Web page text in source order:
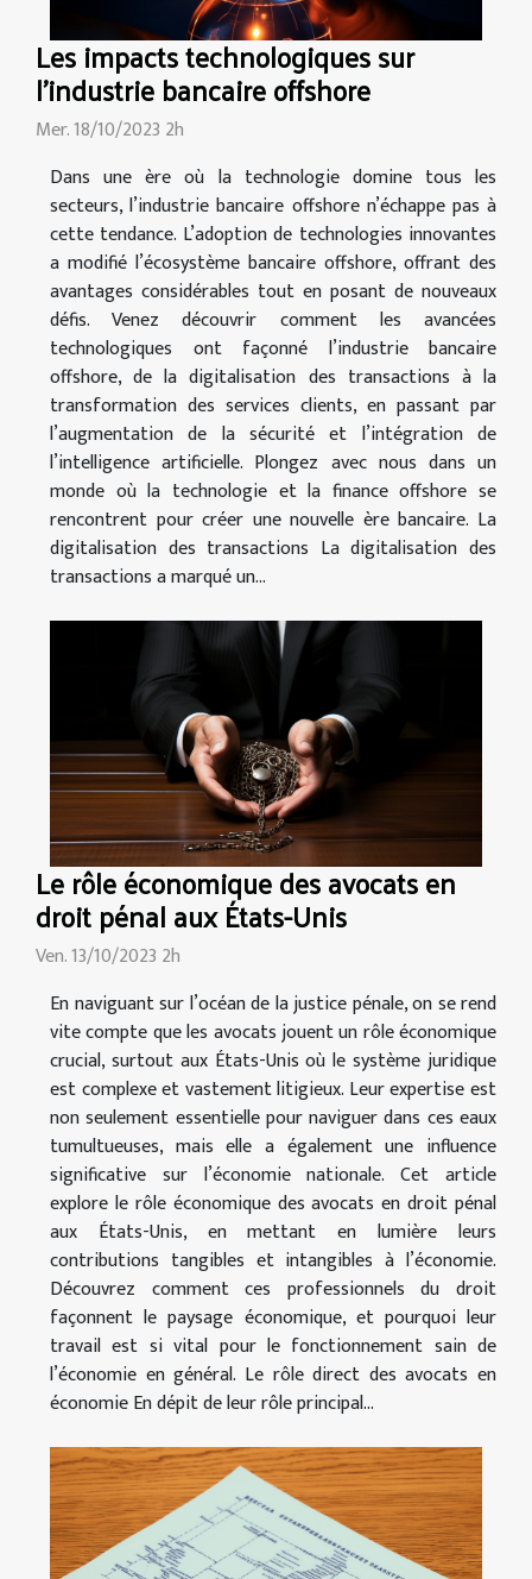
Les impacts technologiques sur
l'industrie bancaire offshore
Mer. 18/10/2023 2h
Dans une ère où la technologie domine tous les
secteurs, l’industrie bancaire offshore n’échappe pas à
cette tendance. L’adoption de technologies innovantes
a modifié l’écosystème bancaire offshore, offrant des
avantages considérables tout en posant de nouveaux
défis. Venez découvrir comment les avancées
technologiques ont façonné l’industrie bancaire
offshore, de la digitalisation des transactions à la
transformation des services clients, en passant par
l’augmentation de la sécurité et l’intégration de
l’intelligence artificielle. Plongez avec nous dans un
monde où la technologie et la finance offshore se
rencontrent pour créer une nouvelle ère bancaire. La
digitalisation des transactions La digitalisation des
transactions a marqué un...
Le rôle économique des avocats en
droit pénal aux États-Unis
Ven. 13/10/2023 2h
En naviguant sur l’océan de la justice pénale, on se rend
vite compte que les avocats jouent un rôle économique
crucial, surtout aux États-Unis où le système juridique
est complexe et vastement litigieux. Leur expertise est
non seulement essentielle pour naviguer dans ces eaux
tumultueuses, mais elle a également une influence
significative sur l’économie nationale. Cet article
explore le rôle économique des avocats en droit pénal
aux États-Unis, en mettant en lumière leurs
contributions tangibles et intangibles à l’économie.
Découvrez comment ces professionnels du droit
façonnent le paysage économique, et pourquoi leur
travail est si vital pour le fonctionnement sain de
l’économie en général. Le rôle direct des avocats en
économie En dépit de leur rôle principal...